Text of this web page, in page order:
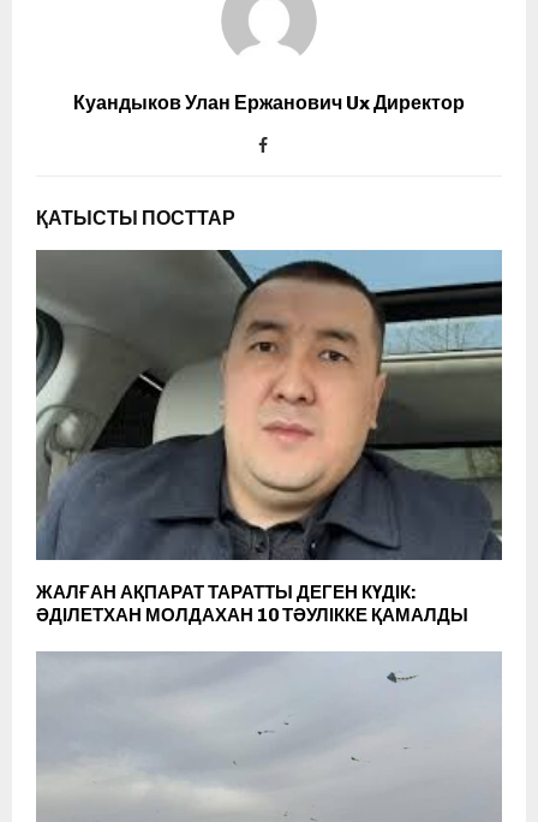
Куандыков Улан Ержанович Ux Директор
ҚАТЫСТЫ ПОСТТАР
ЖАЛҒАН АҚПАРАТ ТАРАТТЫ ДЕГЕН КҮДІК:
ӘДІЛЕТХАН МОЛДАХАН 10 ТӘУЛІККЕ ҚАМАЛДЫ